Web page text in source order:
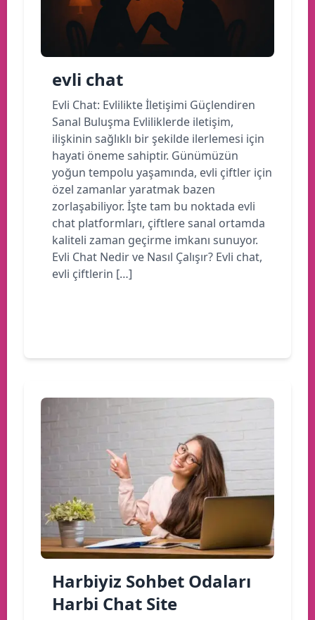
evli chat
Evli Chat: Evlilikte İletişimi Güçlendiren
Sanal Buluşma Evliliklerde iletişim,
ilişkinin sağlıklı bir şekilde ilerlemesi için
hayati öneme sahiptir. Günümüzün
yoğun tempolu yaşamında, evli çiftler için
özel zamanlar yaratmak bazen
zorlaşabiliyor. İşte tam bu noktada evli
chat platformları, çiftlere sanal ortamda
kaliteli zaman geçirme imkanı sunuyor.
Evli Chat Nedir ve Nasıl Çalışır? Evli chat,
evli çiftlerin […]
Harbiyiz Sohbet Odaları
Harbi Chat Site